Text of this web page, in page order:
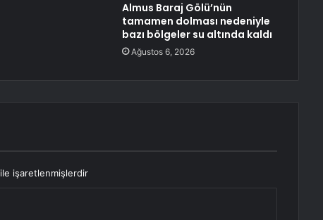
Almus Baraj Gölü’nün
tamamen dolması nedeniyle
bazı bölgeler su altında kaldı
Ağustos 6, 2026
ile işaretlenmişlerdir